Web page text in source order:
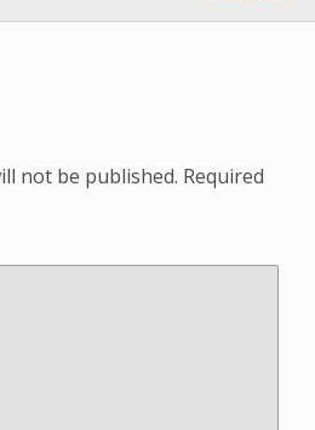
not be published. Required